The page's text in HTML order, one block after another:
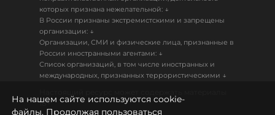
которых признана нежелательной: ↓
В России признаны экстремистскими и запрещены
организации: ↓
Организации, СМИ и физические лица, признанные в
России иностранными агентами: ↓
Список организаций, в том числе иностранных и
международных, признанных террористическими ↓
18+
На нашем сайте используются cookie-
файлы. Продолжая пользоваться